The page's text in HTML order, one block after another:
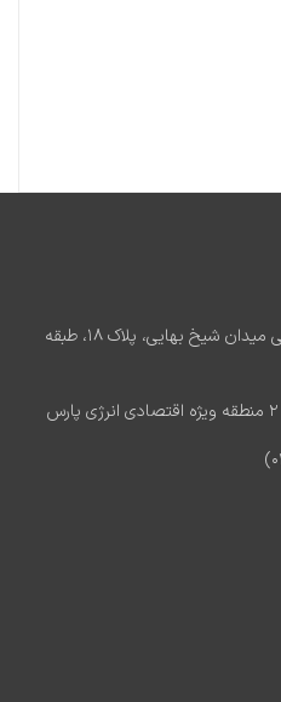
دفتر مرکزی: تهران، ضلع غربی میدان شیخ بهایی، پلاک ۱۸، طبقه